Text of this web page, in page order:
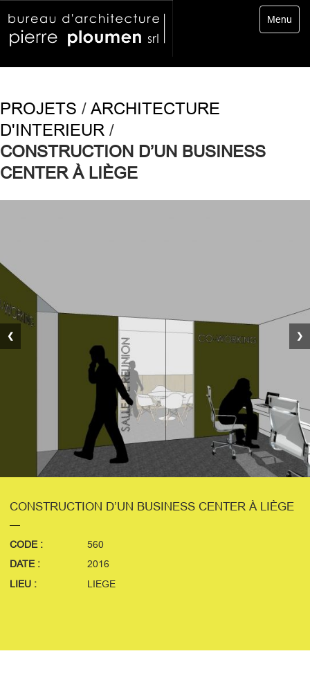
Toggle
Menu
PROJETS / ARCHITECTURE
D'INTERIEUR /
CONSTRUCTION D’UN BUSINESS
CENTER À LIÈGE
❮ ❯
CONSTRUCTION D’UN BUSINESS CENTER À LIÈGE
CODE :
560
DATE :
2016
LIEU :
LIEGE